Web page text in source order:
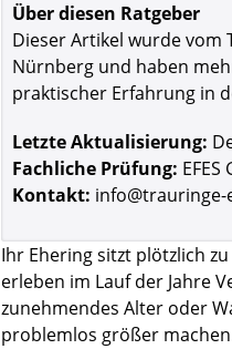
Über diesen Ratgeber
Dieser Artikel wurde vom
Nürnberg und haben
praktischer Erfahrung in
Letzte Aktualisierung:
Fachliche Prüfung:
Kontakt: info@trauringe-
Ihr Ehering sitzt plötzlich
erleben im Lauf der Jahre
zunehmendes Alter oder
problemlos größer